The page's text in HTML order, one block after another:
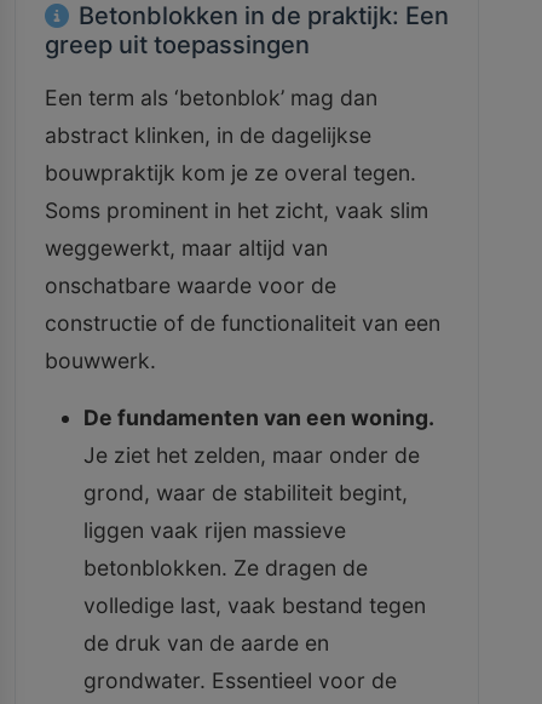
Betonblokken in de praktijk: Een
greep uit toepassingen
Een term als ‘betonblok’ mag dan
abstract klinken, in de dagelijkse
bouwpraktijk kom je ze overal tegen.
Soms prominent in het zicht, vaak slim
weggewerkt, maar altijd van
onschatbare waarde voor de
constructie of de functionaliteit van een
bouwwerk.
De fundamenten van een woning.
Je ziet het zelden, maar onder de
grond, waar de stabiliteit begint,
liggen vaak rijen massieve
betonblokken. Ze dragen de
volledige last, vaak bestand tegen
de druk van de aarde en
grondwater. Essentieel voor de